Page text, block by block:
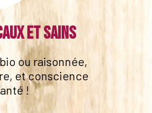
et sains
ou raisonnée,
et conscience
!